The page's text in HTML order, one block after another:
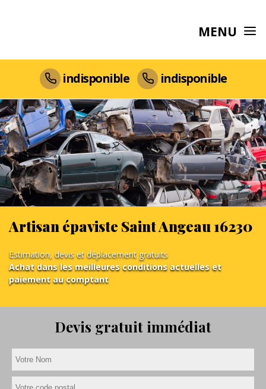
MENU
indisponible indisponible
Artisan épaviste Saint Angeau 16230
Estimation, devis et déplacement gratuits
Achat dans les meilleures conditions actuelles et
paiement au comptant
Devis gratuit immédiat